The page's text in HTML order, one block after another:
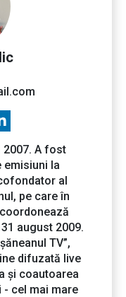
2007. A fost
emisiuni la
al
pe care în
august 2009.
TV”,
difuzată live
și coautoarea
- cel mai mare